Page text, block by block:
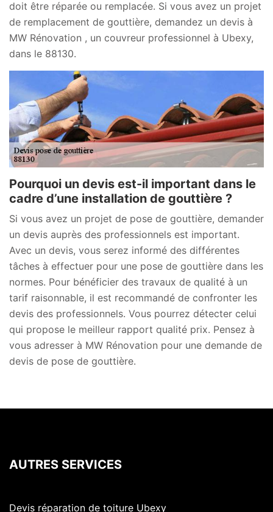
doit être réparée ou remplacée. Si vous avez un projet
de remplacement de gouttière, demandez un devis à
MW Rénovation , un couvreur professionnel à Ubexy,
dans le 88130.
Pourquoi un devis est-il important dans le
cadre d’une installation de gouttière ?
Si vous avez un projet de pose de gouttière, demander
un devis auprès des professionnels est important.
Avec un devis, vous serez informé des différentes
tâches à effectuer pour une pose de gouttière dans les
normes. Pour bénéficier des travaux de qualité à un
tarif raisonnable, il est recommandé de confronter les
devis des professionnels. Vous pourrez détecter celui
qui propose le meilleur rapport qualité prix. Pensez à
vous adresser à MW Rénovation pour une demande de
devis de pose de gouttière.
AUTRES SERVICES
Devis réparation de toiture Ubexy